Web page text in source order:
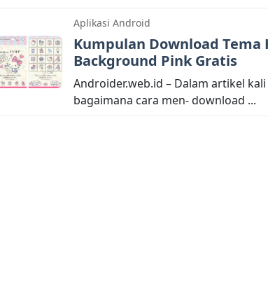
Aplikasi Android
Kumpulan Download
Background Pink Gratis
Androider.web.id – Dalam artikel
bagaimana cara men- download ...